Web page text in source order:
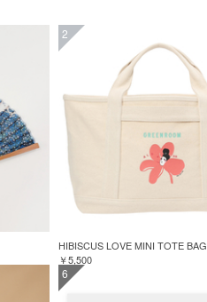
2
HIBISCUS LOVE MINI TOTE BAG
￥5,500
6